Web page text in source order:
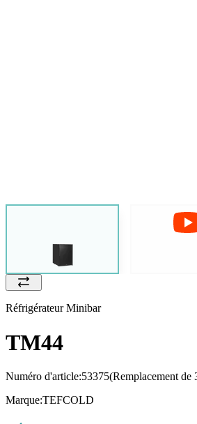
Réfrigérateur Minibar
TM44
Numéro d'article:53375(Remplacement
Marque:TEFCOLD